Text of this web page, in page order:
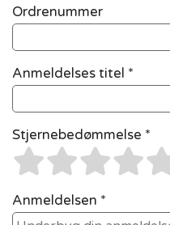
Ordrenummer
Anmeldelses titel *
Stjernebedømmelse *
Anmeldelsen *